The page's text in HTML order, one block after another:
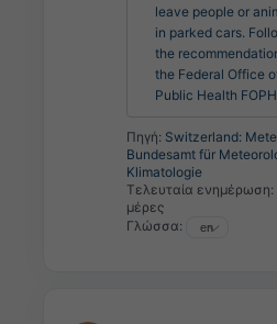
leave people or
in parked cars.
the
the Federal Office
Public Health
Πηγή: Switzerland:
Bundesamt für
Klimatologie
Τελευταία ενημέρωση:
μέρες
Γλώσσα: